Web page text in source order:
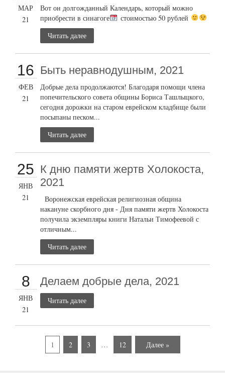
МАР
21
Вот он долгожданный Календарь, который можно
приобрести в синагоге
стоимостью 50 рублей
Читать далее
16
ФЕВ
21
Быть неравнодушным, 2021
Добрые дела продолжаются! Благодаря помощи члена
попечительского совета общины Бориса Ташлыцкого,
сегодня дорожки на старом еврейском кладбище были
посыпаны песком...
Читать далее
25
ЯНВ
21
К дню памяти жертв Холокоста,
2021
Воронежская еврейская религиозная община
накануне скорбного дня - Дня памяти жертв Холокоста
получила экземпляры книги Натальи Тимофеевой с
отличным...
Читать далее
8
ЯНВ
21
Делаем добрые дела, 2021
Читать далее
1 2 3 … 12 Далее »